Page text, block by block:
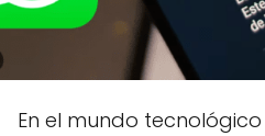
En el mundo